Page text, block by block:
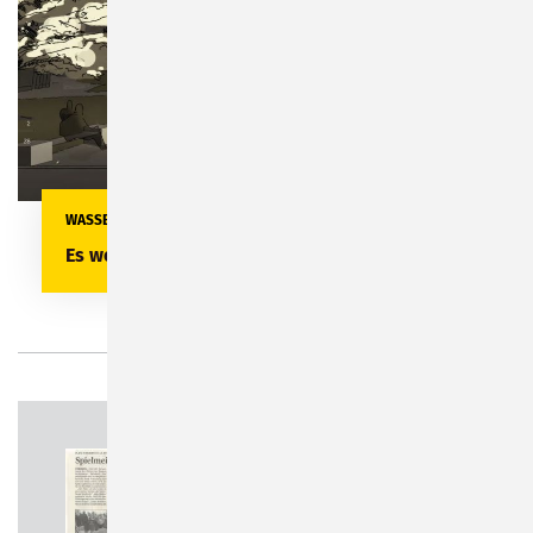
WASSERSPIELE BEI NACHT
Es werde Licht!